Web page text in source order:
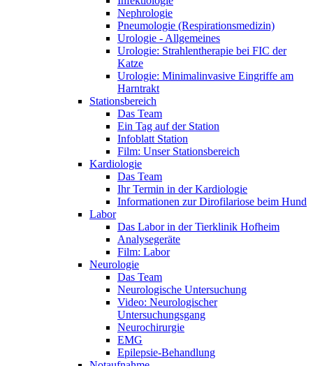
Nephrologie
Pneumologie (Respirationsmedizin)
Urologie - Allgemeines
Urologie: Strahlentherapie bei FIC der
Katze
Urologie: Minimalinvasive Eingriffe am
Harntrakt
Stationsbereich
Das Team
Ein Tag auf der Station
Infoblatt Station
Film: Unser Stationsbereich
Kardiologie
Das Team
Ihr Termin in der Kardiologie
Informationen zur Dirofilariose beim Hund
Labor
Das Labor in der Tierklinik Hofheim
Analysegeräte
Film: Labor
Neurologie
Das Team
Neurologische Untersuchung
Video: Neurologischer
Untersuchungsgang
Neurochirurgie
EMG
Epilepsie-Behandlung